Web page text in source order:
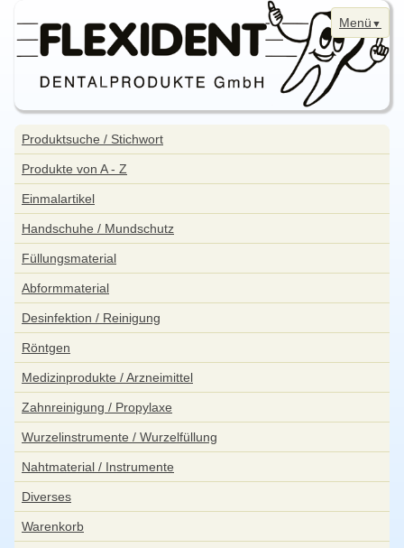
Menü
Navigation
überspringen
News
Bestellung
Kontakt
Aktuelle Angebote
WebShop
Impressum
Datenschutzerklärung
Sitemap
Navigation
überspringen
Produktsuche / Stichwort
Produkte von A - Z
Einmalartikel
Handschuhe / Mundschutz
Füllungsmaterial
Abformmaterial
Desinfektion / Reinigung
Röntgen
Medizinprodukte / Arzneimittel
Zahnreinigung / Propylaxe
Wurzelinstrumente / Wurzelfüllung
Nahtmaterial / Instrumente
Diverses
Warenkorb